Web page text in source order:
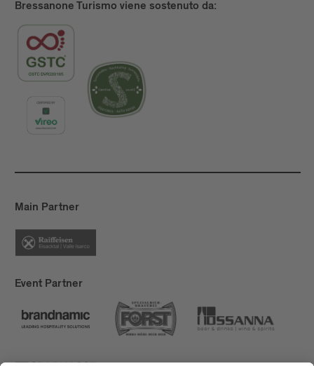
Bressanone Turismo viene sostenuto da:
Main Partner
Event Partner